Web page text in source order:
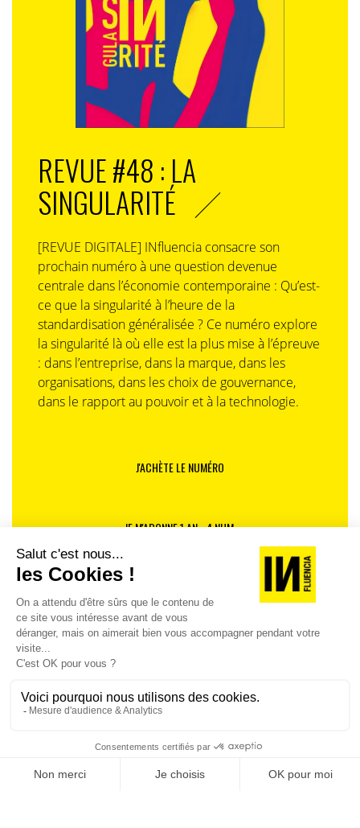
REVUE #48 : LA
SINGULARITÉ
[REVUE DIGITALE] INfluencia consacre son
prochain numéro à une question devenue
centrale dans l’économie contemporaine : Qu’est-
ce que la singularité à l’heure de la
standardisation généralisée ? Ce numéro explore
la singularité là où elle est la plus mise à l’épreuve
: dans l’entreprise, dans la marque, dans les
organisations, dans les choix de gouvernance,
dans le rapport au pouvoir et à la technologie.
J'ACHÈTE LE NUMÉRO
JE M'ABONNE 1 AN - 4 NUM.
JE DÉCOUVRE LES NUMÉROS PRÉCÉDENTS
Je suis déjà abonné(e) :je consulte la revue en